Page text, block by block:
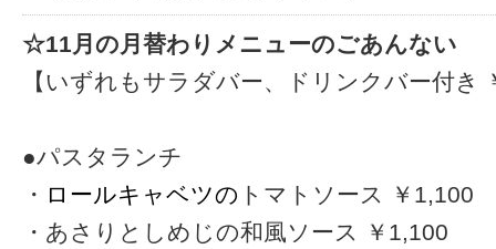
☆11月の月替わりメニューのごあんない
【いずれもサラダバー、ドリンクバー付き
●パスタランチ
・ ロールキャベツの トマトソース ￥1,100
・あさりとしめじの和風ソース ￥1,100